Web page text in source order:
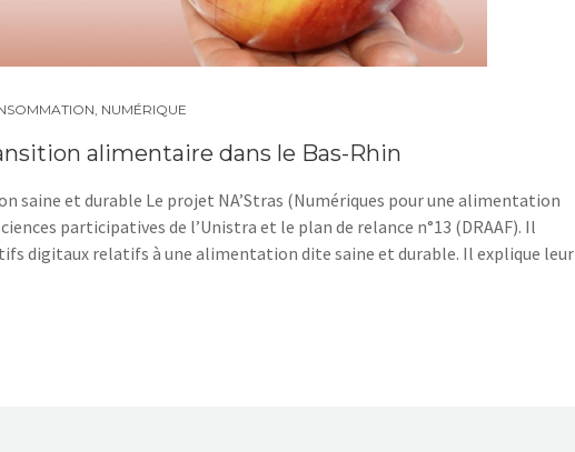
, NUMÉRIQUE
alimentaire dans le Bas-Rhin
saine et durable Le projet NA’Stras (Numériques pour une alimentation
participatives de l’Unistra et le plan de relance n°13 (DRAAF). Il
digitaux relatifs à une alimentation dite saine et durable. Il explique leur